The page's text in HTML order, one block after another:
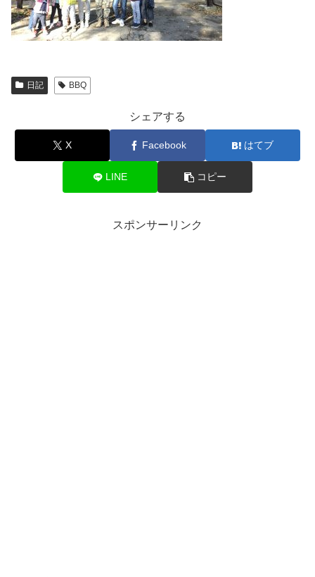
日記 BBQ
シェアする
X Facebook はてブ
LINE コピー
スポンサーリンク